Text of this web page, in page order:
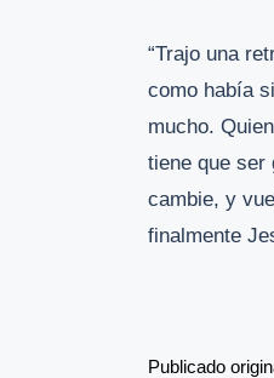
“Trajo una
como había
mucho.
tiene que ser
cambie, y
finalmente
Publicado